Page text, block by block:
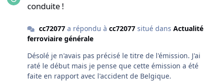
Moritz.
conduite !
cc72077a répondu à cc72077situé dans Actualité
ferroviaire générale
Désolé je n'avais pas précisé le titre de l'émission. J'ai
raté le début mais je pense que cette émission a été
faite en rapport avec l'accident de Belgique.